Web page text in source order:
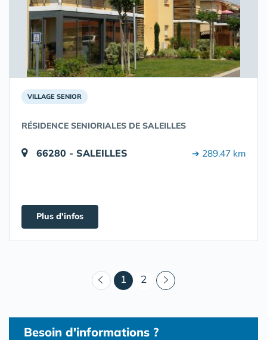
VILLAGE SENIOR
RÉSIDENCE SENIORIALES DE SALEILLES
66280 - SALEILLES ➔ 289.47 km
Plus d'infos
1 (courant)
2
Besoin d'informations ?